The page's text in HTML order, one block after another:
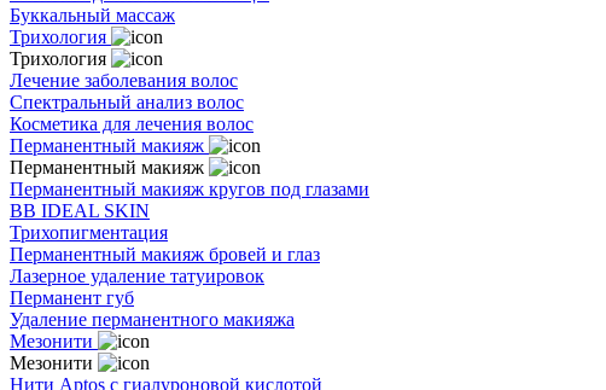
Буккальный массаж
Трихология
Трихология
Лечение заболевания волос
Спектральный анализ волос
Косметика для лечения волос
Перманентный макияж
Перманентный макияж
Перманентный макияж кругов под глазами
BB IDEAL SKIN
Трихопигментация
Перманентный макияж бровей и глаз
Лазерное удаление татуировок
Перманент губ
Удаление перманентного макияжа
Мезонити
Мезонити
Нити Aptos с гиалуроновой кислотой